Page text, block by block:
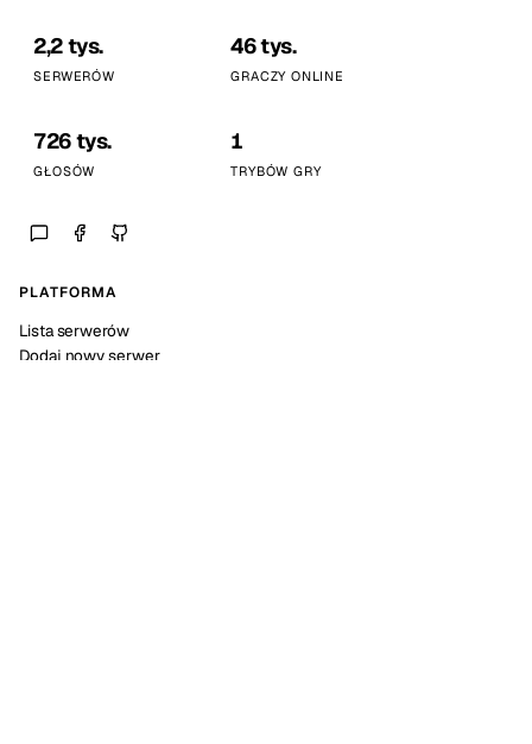
2,2 tys.
SERWERÓW
46 tys.
GRACZY ONLINE
726 tys.
GŁOSÓW
1
TRYBÓW GRY
PLATFORMA
Lista serwerów
Dodaj nowy serwer